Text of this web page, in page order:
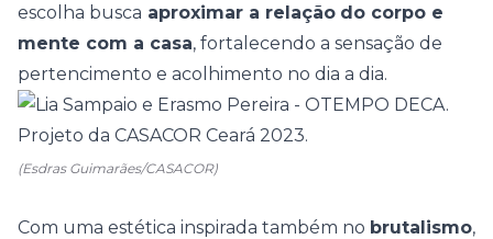
escolha busca aproximar a relação do corpo e
mente com a casa, fortalecendo a sensação de
pertencimento e acolhimento no dia a dia.
(Esdras Guimarães/CASACOR)
Com uma estética inspirada também no brutalismo,